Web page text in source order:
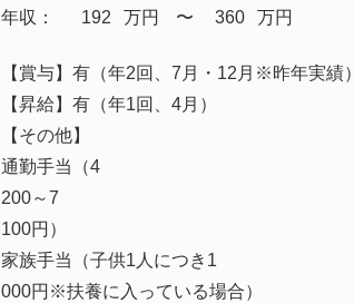
年収： 192 万円 ​〜 360 万円
【賞与】有（年2回、7月・12月※昨年実績）
【昇給】有（年1回、4月）
【その他】
通勤手当（4
200～7
100円）
家族手当（子供1人につき1
000円※扶養に入っている場合）